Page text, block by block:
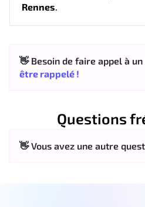
Rennes.
👋 Besoin de faire appel à
être rappelé !
Questions
👋 Vous avez une autre